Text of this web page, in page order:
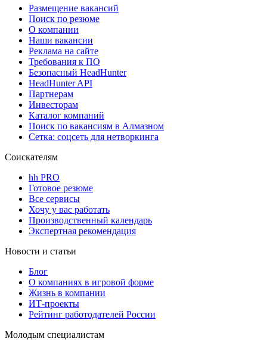
Размещение вакансий
Поиск по резюме
О компании
Наши вакансии
Реклама на сайте
Требования к ПО
Безопасный HeadHunter
HeadHunter API
Партнерам
Инвесторам
Каталог компаний
Поиск по вакансиям в Алмазном
Сетка: соцсеть для нетворкинга
Соискателям
hh PRO
Готовое резюме
Все сервисы
Хочу у вас работать
Производственный календарь
Экспертная рекомендация
Новости и статьи
Блог
О компаниях в игровой форме
Жизнь в компании
ИТ-проекты
Рейтинг работодателей России
Молодым специалистам